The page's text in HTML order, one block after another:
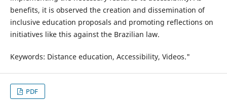
benefits, it is observed the creation and dissemination of
inclusive education proposals and promoting reflections on
initiatives like this against the Brazilian law.
Keywords: Distance education, Accessibility, Videos."
PDF